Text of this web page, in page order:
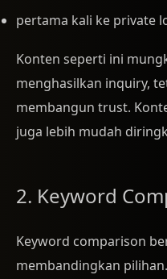
pertama kali ke private
Konten seperti ini
menghasilkan inquiry,
membangun trust.
juga lebih mudah
2. Keyword
Keyword comparison
membandingkan